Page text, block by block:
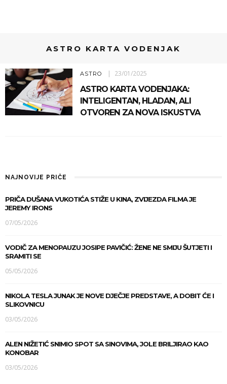
ASTRO KARTA VODENJAK
ASTRO 23/01/2025
ASTRO KARTA VODENJAKA:
INTELIGENTAN, HLADAN, ALI
OTVOREN ZA NOVA ISKUSTVA
NAJNOVIJE PRIČE
PRIČA DUŠANA VUKOTIĆA STIŽE U KINA, ZVIJEZDA FILMA JE
JEREMY IRONS
07/05/2026
VODIČ ZA MENOPAUZU JOSIPE PAVIČIĆ: ŽENE NE SMIJU ŠUTJETI I
SRAMITI SE
05/05/2026
NIKOLA TESLA JUNAK JE NOVE DJEČJE PREDSTAVE, A DOBIT ĆE I
SLIKOVNICU
03/05/2026
ALEN NIŽETIĆ SNIMIO SPOT SA SINOVIMA, JOLE BRILJIRAO KAO
KONOBAR
03/05/2026